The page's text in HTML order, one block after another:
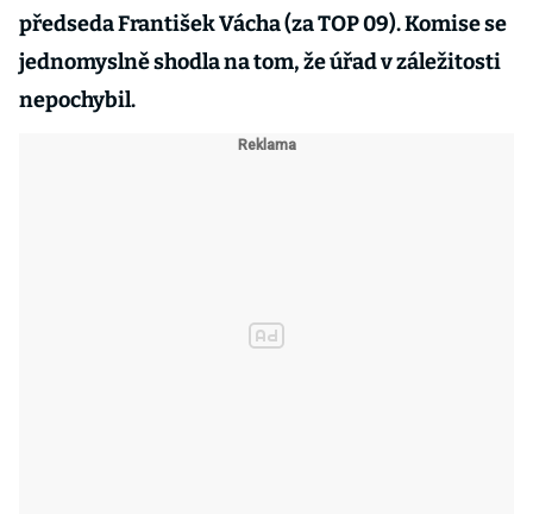
předseda František Vácha (za TOP 09). Komise se
jednomyslně shodla na tom, že úřad v záležitosti
nepochybil.